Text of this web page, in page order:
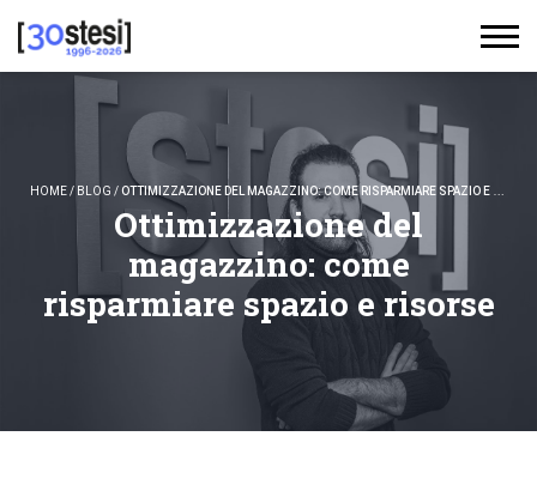
HOME/ BLOG /OTTIMIZZAZIONE DEL MAGAZZINO: COME RISPARMIARE SPAZIO E RISORSE
Ottimizzazione del
magazzino: come
risparmiare spazio e risorse